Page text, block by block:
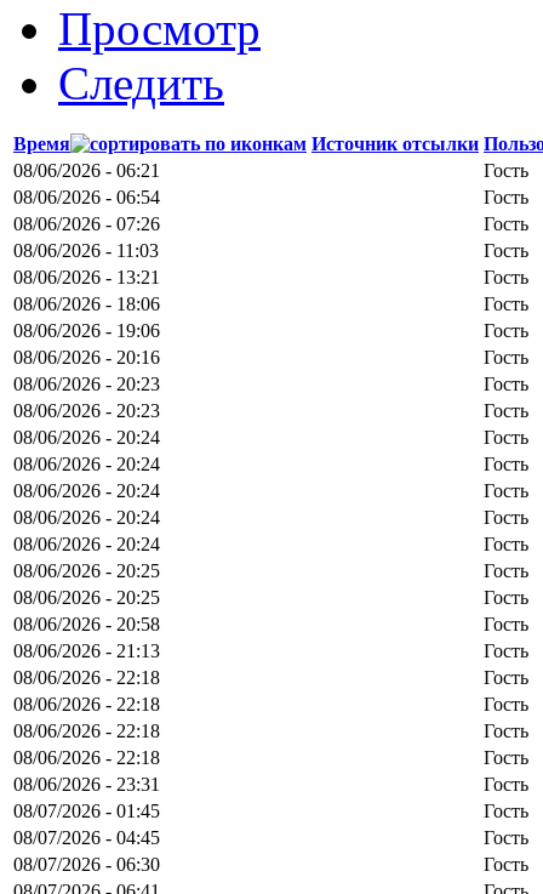
Просмотр
Следить
Время Источник отсылки
08/06/2026 - 06:21
Гость
08/06/2026 - 06:54
Гость
08/06/2026 - 07:26
Гость
08/06/2026 - 11:03
Гость
08/06/2026 - 13:21
Гость
08/06/2026 - 18:06
Гость
08/06/2026 - 19:06
Гость
08/06/2026 - 20:16
Гость
08/06/2026 - 20:23
Гость
08/06/2026 - 20:23
Гость
08/06/2026 - 20:24
Гость
08/06/2026 - 20:24
Гость
08/06/2026 - 20:24
Гость
08/06/2026 - 20:24
Гость
08/06/2026 - 20:24
Гость
08/06/2026 - 20:25
Гость
08/06/2026 - 20:25
Гость
08/06/2026 - 20:58
Гость
08/06/2026 - 21:13
Гость
08/06/2026 - 22:18
Гость
08/06/2026 - 22:18
Гость
08/06/2026 - 22:18
Гость
08/06/2026 - 22:18
Гость
08/06/2026 - 23:31
Гость
08/07/2026 - 01:45
Гость
08/07/2026 - 04:45
Гость
08/07/2026 - 06:30
Гость